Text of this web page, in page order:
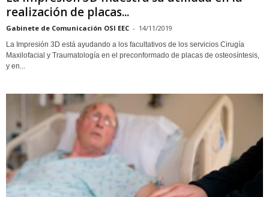
realización de placas...
Gabinete de Comunicación OSI EEC - 14/11/2019
La Impresión 3D está ayudando a los facultativos de los servicios Cirugía
Maxilofacial y Traumatología en el preconformado de placas de osteosíntesis,
y en...